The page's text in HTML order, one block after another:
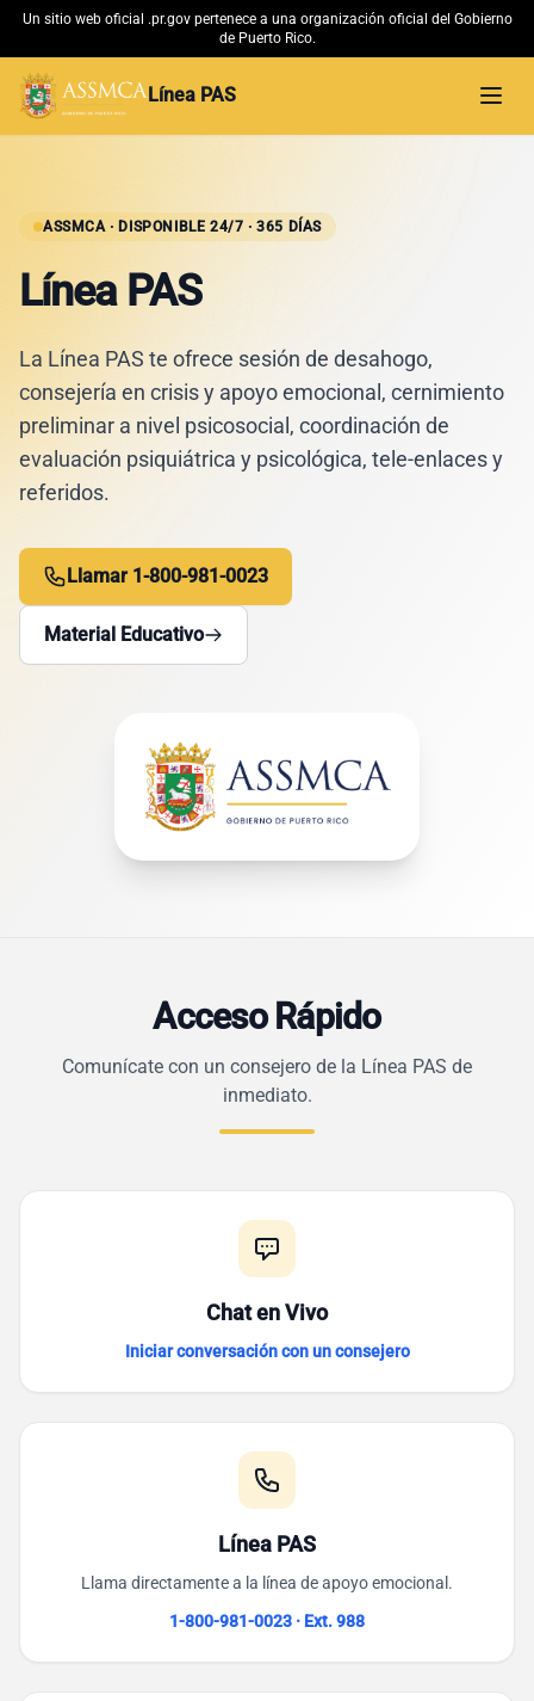
Un sitio web oficial .pr.gov pertenece a una organización oficial del Gobierno
de Puerto Rico.
Línea PAS
Abrir
Material Educativo
Conoce más
ASSMCA →
ASSMCA · DISPONIBLE 24/7 · 365 DÍAS
Línea PAS
La Línea PAS te ofrece sesión de desahogo,
consejería en crisis y apoyo emocional, cernimiento
preliminar a nivel psicosocial, coordinación de
evaluación psiquiátrica y psicológica, tele-enlaces y
referidos.
Llamar 1-800-981-0023
Material Educativo
Acceso Rápido
Comunícate con un consejero de la Línea PAS de
inmediato.
Chat en Vivo
Iniciar conversación con un consejero
Línea PAS
Llama directamente a la línea de apoyo emocional.
1-800-981-0023 · Ext. 988